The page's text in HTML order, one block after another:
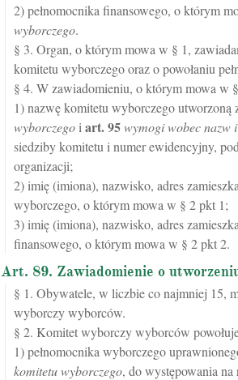
2) pełnomocnika finansowego, o którym
wyborczego.
§ 3. Organ, o którym mowa w § 1,
komitetu wyborczego oraz o powołaniu
§ 4. W zawiadomieniu, o którym mowa w
1) nazwę komitetu wyborczego utworzoną
wyborczego i art.95wymogi wobec nazw
siedziby komitetu i numer ewidencyjny,
organizacji;
2) imię (imiona), nazwisko, adres
wyborczego, o którym mowa w § 2 pkt 1;
3) imię (imiona), nazwisko, adres
finansowego, o którym mowa w § 2 pkt 2.
Art. 89. Zawiadomienie o
§ 1. Obywatele, w liczbie co najmniej 15,
wyborczy wyborców.
§ 2. Komitet wyborczy wyborców
1) pełnomocnika wyborczego
komitetu wyborczego, do występowania